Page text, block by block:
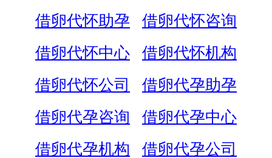
借卵代怀助孕
借卵代怀咨询
借卵代怀中心
借卵代怀机构
借卵代怀公司
借卵代孕助孕
借卵代孕咨询
借卵代孕中心
借卵代孕机构
借卵代孕公司